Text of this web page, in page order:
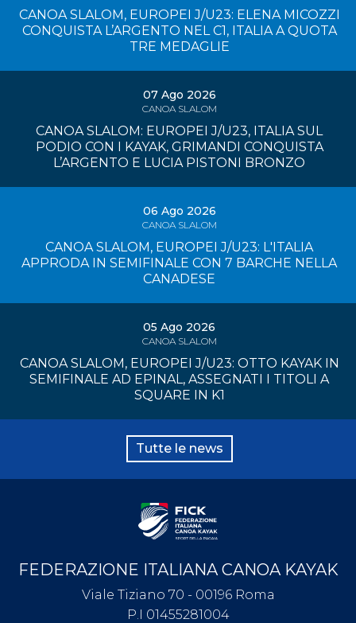
CANOA SLALOM, EUROPEI J/U23: ELENA MICOZZI
CONQUISTA L’ARGENTO NEL C1, ITALIA A QUOTA
TRE MEDAGLIE
07 Ago 2026
CANOA SLALOM
CANOA SLALOM: EUROPEI J/U23, ITALIA SUL
PODIO CON I KAYAK, GRIMANDI CONQUISTA
L’ARGENTO E LUCIA PISTONI BRONZO
06 Ago 2026
CANOA SLALOM
CANOA SLALOM, EUROPEI J/U23: L'ITALIA
APPRODA IN SEMIFINALE CON 7 BARCHE NELLA
CANADESE
05 Ago 2026
CANOA SLALOM
CANOA SLALOM, EUROPEI J/U23: OTTO KAYAK IN
SEMIFINALE AD EPINAL, ASSEGNATI I TITOLI A
SQUARE IN K1
Tutte le news
FEDERAZIONE ITALIANA CANOA KAYAK
Viale Tiziano 70 - 00196 Roma
P.I 01455281004